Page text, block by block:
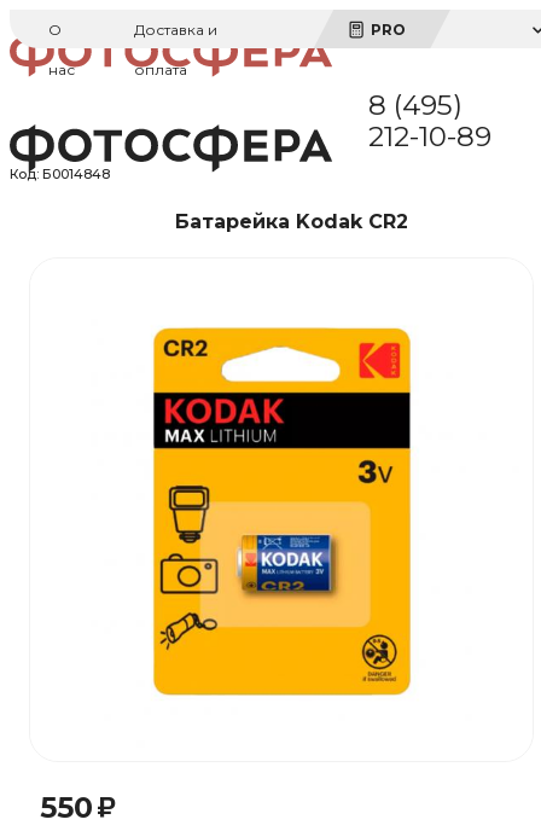
О
нас
Доставка и
оплата
PRO
8 (495)
212-10-89
Код: Б0014848
Батарейка Kodak CR2
550₽